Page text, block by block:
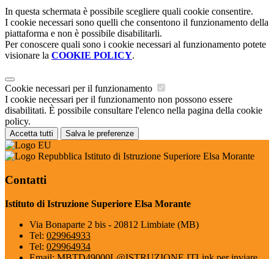
In questa schermata è possibile scegliere quali cookie consentire.
I cookie necessari sono quelli che consentono il funzionamento della
piattaforma e non è possibile disabilitarli.
Per conoscere quali sono i cookie necessari al funzionamento potete
visionare la COOKIE POLICY.
Cookie necessari per il funzionamento
I cookie necessari per il funzionamento non possono essere
disabilitati. È possibile consultare l'elenco nella pagina della cookie
policy.
Accetta tutti Salva le preferenze
Istituto di Istruzione Superiore Elsa Morante
Contatti
Istituto di Istruzione Superiore Elsa Morante
Via Bonaparte 2 bis - 20812 Limbiate (MB)
Tel: 029964933
Tel: 029964934